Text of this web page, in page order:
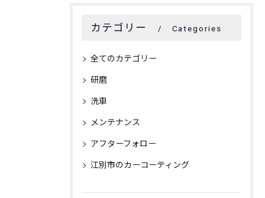
カテゴリー Categories
全てのカテゴリー
研磨
洗車
メンテナンス
アフターフォロー
江別市のカーコーティング